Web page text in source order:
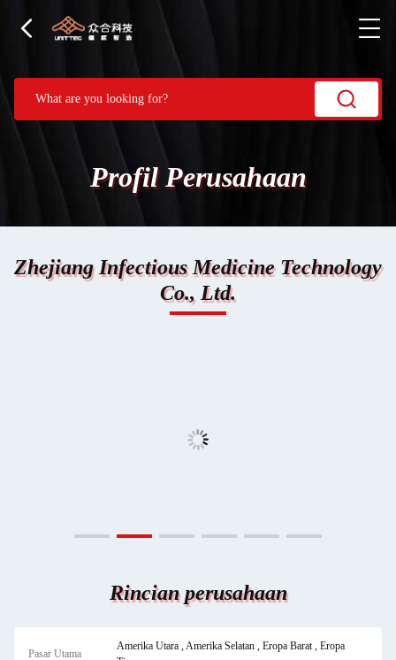
Profil Perusahaan
Zhejiang Infectious Medicine Technology
Co., Ltd.
Rincian perusahaan
Pasar Utama
Amerika Utara , Amerika Selatan , Eropa Barat , Eropa